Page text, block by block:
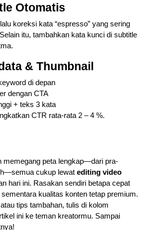
Otomatis
koreksi kata “espresso” yang sering
itu, tambahkan kata kunci di subtitle
& Thumbnail
di depan
dengan CTA
+ teks 3 kata
CTR rata-rata 2 – 4 %.
memegang peta lengkap—dari pra-
cukup lewat editing video
hari ini. Rasakan sendiri betapa cepat
kualitas konten tetap premium.
tips tambahan, tulis di kolom
ini ke teman kreatormu. Sampai